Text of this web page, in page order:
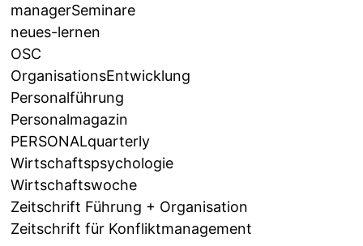
managerSeminare
neues-lernen
OSC
OrganisationsEntwicklung
Personalführung
Personalmagazin
PERSONALquarterly
Wirtschaftspsychologie
Wirtschaftswoche
Zeitschrift Führung + Organisation
Zeitschrift für Konfliktmanagement